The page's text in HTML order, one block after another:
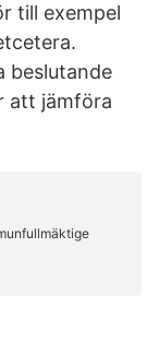
till exempel
beslutande
att jämföra